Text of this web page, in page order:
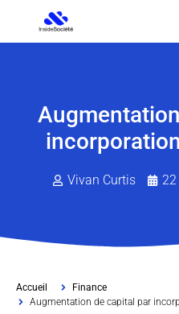
Vivan Curtis
Accueil
Finance
Augmentation de capital par